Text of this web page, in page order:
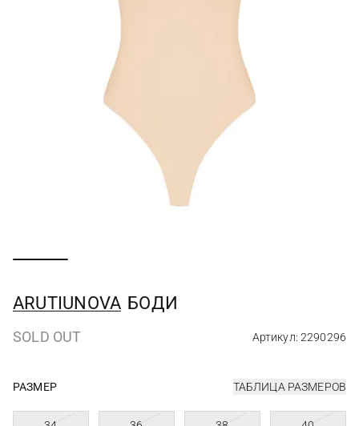
ARUTIUNOVA БОДИ
SOLD OUT Артикул: 2290296
РАЗМЕР ТАБЛИЦА РАЗМЕРОВ